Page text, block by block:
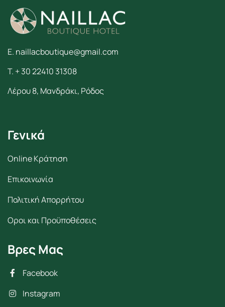
E. naillacboutique@gmail.com
T. + 30 22410 31308
Λέρου 8, Μανδράκι, Ρόδος
Γενικά
Online Κράτηση
Επικοινωνία
Πολιτική Απορρήτου
Οροι και Προϋποθέσεις
Βρες Μας
Facebook
Instagram